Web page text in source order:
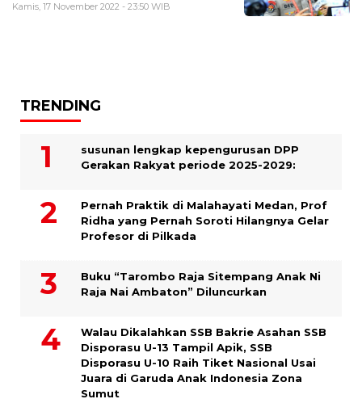
Kamis, 17 November 2022 - 23:50 WIB
TRENDING
susunan lengkap kepengurusan DPP
Gerakan Rakyat periode 2025-2029:
Pernah Praktik di Malahayati Medan, Prof
Ridha yang Pernah Soroti Hilangnya Gelar
Profesor di Pilkada
Buku “Tarombo Raja Sitempang Anak Ni
Raja Nai Ambaton” Diluncurkan
Walau Dikalahkan SSB Bakrie Asahan SSB
Disporasu U-13 Tampil Apik, SSB
Disporasu U-10 Raih Tiket Nasional Usai
Juara di Garuda Anak Indonesia Zona
Sumut